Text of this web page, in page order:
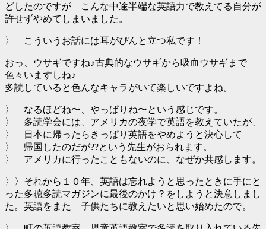
どしたのですが こんな中途半端な英語力で教えてる自分が
許せずやめてしまいました。
〉 こういうお話には耳がぴんと立つ私です！
おっ、ウサギですね♪古典的なウサギから吸血ウサギまで
色々いますしね♪
多読していると色んなキャラがいて楽しいですよね。
〉 なるほどね〜、やっぱりね〜という感じです。
〉 多読学会には、アメリカの夜学で英語を教えていたが、
〉 日本に帰ったらきっぱり英語をやめようと決心して
〉 帰国したのだが??という先生がおられます。
〉 アメリカに行ったこともないのに、なぜか共感します。
〉〉それから１０年、英語は忘れようと思ったときに手にと
った多聴多読マガジンに最後のかけ？をしようと決意しまし
た。英語をまた 子供たちに教えたいと思い始めたので。